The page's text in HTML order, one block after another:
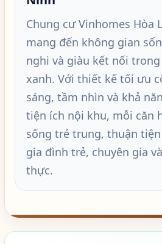
Chung cư Vinhomes Hòa
mang đến không gian
nghi và giàu kết nối
xanh. Với thiết kế tối ưu
sáng, tầm nhìn và khả
tiện ích nội khu, mỗi căn
sống trẻ trung, thuận
gia đình trẻ, chuyên gia
thực.